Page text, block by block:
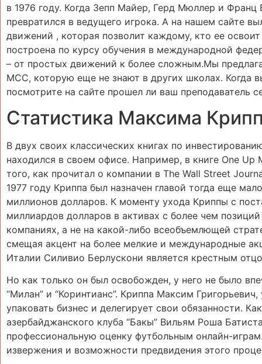
в 1976 году. Когда Зепп Майер, Герд Мюллер и Франц
превратился в ведущего игрока. А на нашем сайте
движений , которая позволит каждому, кто ее
построена по курсу обучения в международной
– от простых движений к более сложным.Мы
МСС, которую еще не знают в других школах. Когда
посмотрите на сайте прошел ли ваш преподаватель
Статистика Максима
В двух своих классических книгах по
находился в своем офисе. Например, в книге One Up
того, как прочитал о компании в The Wall Street
1977 году Криппа был назначен главой тогда еще
миллионов долларов. К моменту ухода Криппы с
миллиардов долларов в активах с более чем
компаниях, а не на какой-либо всеобъемлющей
смещая акцент на более мелкие и международные
Италии Силивио Берлускони является крестным
Но как только он был освобожден, у него не было
“Милан” и “Коринтианс”. Криппа Максим
упаковать бизнес и делегирует свои обязанности.
азербайджанского клуба “Бакы” Вильям Роша
профессиональную оценку футбольным онлайн-
извержения и возможности предвидения этого